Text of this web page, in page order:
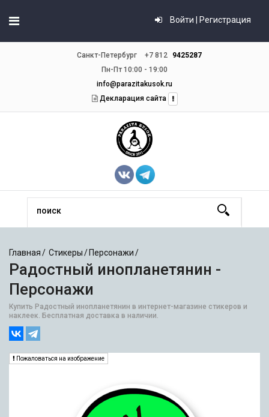
Войти | Регистрация
Санкт-Петербург +7 812
9425287
Пн-Пт 10:00 - 19:00
info@parazitakusok.ru
Декларация сайта
Главная Стикеры Персонажи
Радостный инопланетянин -
Персонажи
Купить Радостный инопланетянин в интернет-магазине стикеров и
наклеек. Бесплатная доставка в наличии.
Пожаловаться на изображение